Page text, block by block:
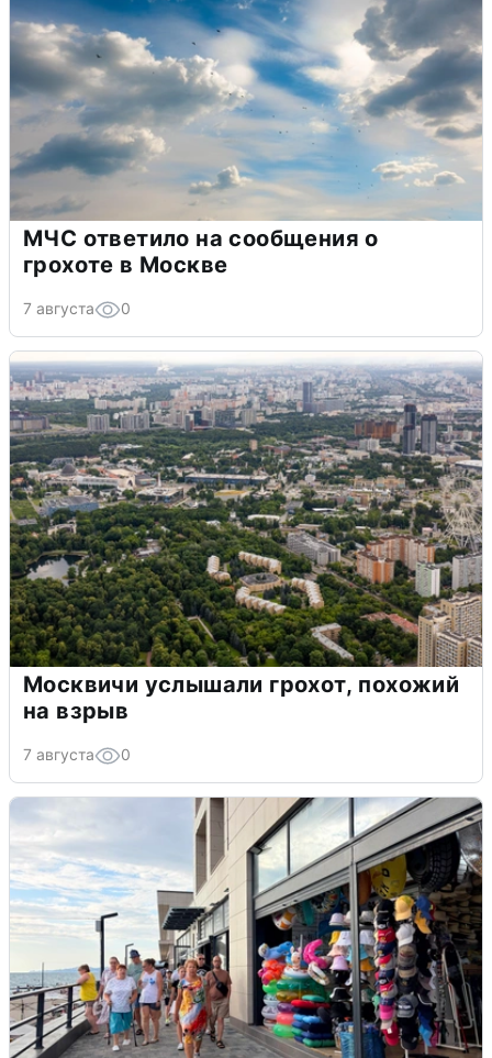
МЧС ответило на сообщения о
грохоте в Москве
7 августа 0
Москвичи услышали грохот, похожий
на взрыв
7 августа 0